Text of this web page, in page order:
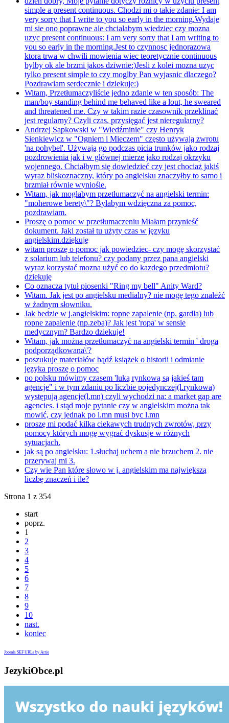
simple a present continuous. Chodzi mi o takie zdanie: I am
very sorry that I write to you so early in the morning.Wydaje
mi sie ono poprawne ale chcialabym wiedziec czy mozna
uzyc present continuous: I am very sorry that I am writing to
you so early in the morning.Jest to czynnosc jednorazowa
ktora trwa w chwili mowienia wiec teoretycznie continuous
bylby ok ale brzmi jakos dziwnie:)Jesli z kolei mozna uzyc
tylko present simple to czy moglby Pan wyjasnic dlaczego?
Pozdrawiam serdecznie i dziekuje:)
Witam, Przetłumaczyliście jedno zdanie w ten sposób: The
man/boy standing behind me behaved like a lout, he sweared
and threatened me. Czy w takim razie czasownik przeklinać
jest regularny? Czyli czas. przysięgać jest nieregularny?
Andrzej Sapkowski w "Wiedźminie" czy Henryk
Sienkiewicz w "Ogniem i Mieczem" często używają zwrotu
'na pohybel'. Używają go podczas picia trunków jako rodzaj
pozdrowienia jak i w głównej mierze jako rodzaj okrzyku
wojennego. Chciałbym się dowiedzieć czy jest chociaż jakiś
wyraz bliskoznaczny, który po angielsku znaczyłby to samo i
brzmiał równie wyniośle.
Witam, jak mogłabym przetłumaczyć na angielski termin:
"moherowe berety\"? Byłabym wdzięczna za pomoc,
pozdrawiam.
Proszę o pomoc w przetłumaczeniu Miałam przynieść
dokument. Jaki został tu użyty czas w języku
angielskim.dziękuję
witam proszę o pomoc jak powiedziec- czy mogę skorzystać
z solarium lub telefonu? czy podany przez pana angielski
wyraz korzystać mozna użyć co do kazdego przedmiotu?
dziekuję
Co oznacza tytuł piosenki "Ring my bell" Anity Ward?
Witam. Jak jest po angielsku medialny? nie mogę tego znaleźć
w żadnym słowniku.
Jak bedzie w j.angielskim: ropne zapalenie (np. gardla) lub
ropne zapalenie (np.zeba)? Jak jest 'ropa' w sensie
medycznym? Bardzo dziekuje!
Witam, jak można przetłumaczyć na angielski termin ' droga
podporządkowana\'?
poszukuje materiałów bądź książek o historii i odmianie
języka proszę o pomoc
po polsku mówimy czasem 'luką rynkową są jakieś tam
agencje" i w tym zdaniu po liczbie pojedynczej(l.rynkowa)
występują agencje(l.mn) czyli wychodzi na: a market gap are
agencies. i stąd moje pytanie czy w angielskim można tak
mowić, czy jednak po l.mn musi byc l.mn
proszę mi podać kilka ciekawych trudnych zwrotów, przy
pomocy których mogę wygrać dyskusje w różnych
sytuacjach.
jak są po angielsku: 1.słuchaj uchem a nie brzuchem 2. nie
przerywaj mi 3.
Czy wie Pan które słowo w j. angielskim ma największą
liczbę znaczeń i ile?
Strona 1 z 354
start
poprz.
1
2
3
4
5
6
7
8
9
10
nast.
koniec
Joomla SEF URLs by Artio
JezykiObce.pl